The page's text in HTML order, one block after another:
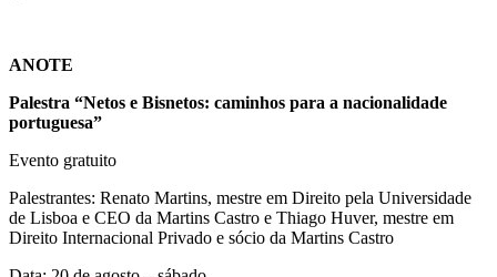
ANOTE
Palestra “Netos e Bisnetos: caminhos para a nacionalidade
portuguesa”
Evento gratuito
Palestrantes: Renato Martins, mestre em Direito pela Universidade
de Lisboa e CEO da Martins Castro e Thiago Huver, mestre em
Direito Internacional Privado e sócio da Martins Castro